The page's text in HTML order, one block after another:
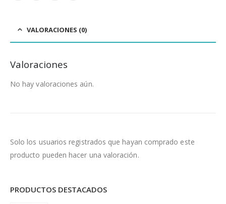
VALORACIONES (0)
Valoraciones
No hay valoraciones aún.
Solo los usuarios registrados que hayan comprado este
producto pueden hacer una valoración.
PRODUCTOS DESTACADOS